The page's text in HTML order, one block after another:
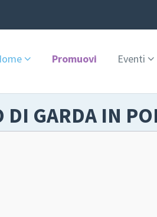
Promuovi Eventi
DI GARDA IN